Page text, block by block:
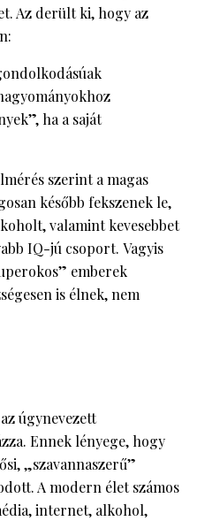
Az derült ki, hogy az
ha a saját
szerint a magas
később fekszenek le,
valamint kevesebbet
IQ-jú csoport. Vagyis
emberek
is élnek, nem
úgynevezett
Ennek lényege, hogy
„szavannaszerű”
A modern élet számos
internet, alkohol,